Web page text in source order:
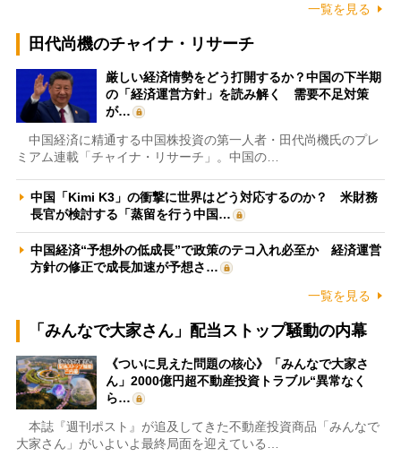
一覧を見る
田代尚機のチャイナ・リサーチ
厳しい経済情勢をどう打開するか？中国の下半期
の「経済運営方針」を読み解く 需要不足対策
が…
中国経済に精通する中国株投資の第一人者・田代尚機氏のプレ
ミアム連載「チャイナ・リサーチ」。中国の…
中国「Kimi K3」の衝撃に世界はどう対応するのか？ 米財務
長官が検討する「蒸留を行う中国…
中国経済“予想外の低成長”で政策のテコ入れ必至か 経済運営
方針の修正で成長加速が予想さ…
一覧を見る
「みんなで大家さん」配当ストップ騒動の内幕
《ついに見えた問題の核心》「みんなで大家さ
ん」2000億円超不動産投資トラブル“異常なく
ら…
本誌『週刊ポスト』が追及してきた不動産投資商品「みんなで
大家さん」がいよいよ最終局面を迎えている…